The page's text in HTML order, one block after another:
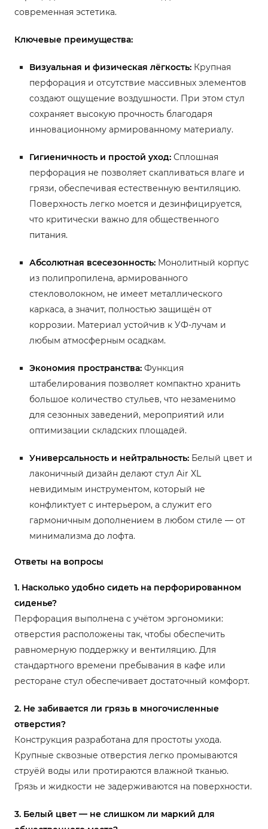
современная эстетика.
Ключевые преимущества:
Визуальная и физическая лёгкость: Крупная
перфорация и отсутствие массивных элементов
создают ощущение воздушности. При этом стул
сохраняет высокую прочность благодаря
инновационному армированному материалу.
Гигиеничность и простой уход: Сплошная
перфорация не позволяет скапливаться влаге и
грязи, обеспечивая естественную вентиляцию.
Поверхность легко моется и дезинфицируется,
что критически важно для общественного
питания.
Абсолютная всесезонность: Монолитный корпус
из полипропилена, армированного
стекловолокном, не имеет металлического
каркаса, а значит, полностью защищён от
коррозии. Материал устойчив к УФ-лучам и
любым атмосферным осадкам.
Экономия пространства: Функция
штабелирования позволяет компактно хранить
большое количество стульев, что незаменимо
для сезонных заведений, мероприятий или
оптимизации складских площадей.
Универсальность и нейтральность: Белый цвет и
лаконичный дизайн делают стул Air XL
невидимым инструментом, который не
конфликтует с интерьером, а служит его
гармоничным дополнением в любом стиле — от
минимализма до лофта.
Ответы на вопросы
1. Насколько удобно сидеть на перфорированном
сиденье?
Перфорация выполнена с учётом эргономики:
отверстия расположены так, чтобы обеспечить
равномерную поддержку и вентиляцию. Для
стандартного времени пребывания в кафе или
ресторане стул обеспечивает достаточный комфорт.
2. Не забивается ли грязь в многочисленные
отверстия?
Конструкция разработана для простоты ухода.
Крупные сквозные отверстия легко промываются
струёй воды или протираются влажной тканью.
Грязь и жидкости не задерживаются на поверхности.
3. Белый цвет — не слишком ли маркий для